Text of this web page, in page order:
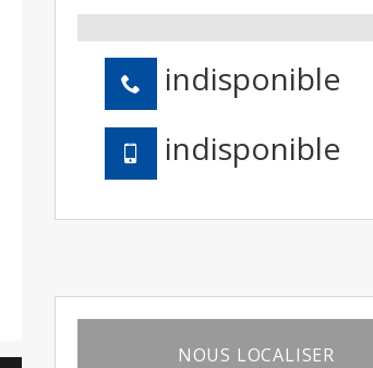
indisponible
indisponible
NOUS LOCALISER